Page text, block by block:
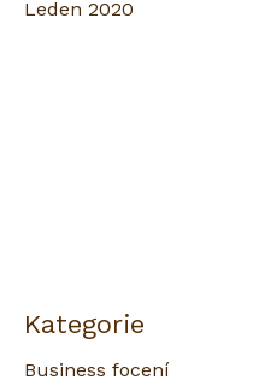
Leden 2020
Kategorie
Business focení